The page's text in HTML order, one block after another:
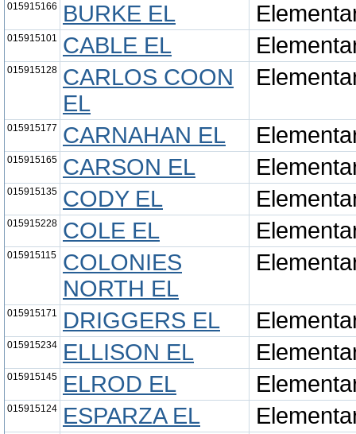
015915166 BURKE EL
015915101 CABLE EL
015915128 CARLOS COON
EL
015915177 CARNAHAN EL
015915165 CARSON EL
015915135 CODY EL
015915228 COLE EL
015915115
COLONIES
NORTH EL
015915171 DRIGGERS EL
015915234 ELLISON EL
015915145 ELROD EL
015915124 ESPARZA EL